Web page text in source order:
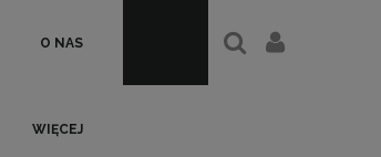
O NAS
WIĘCEJ